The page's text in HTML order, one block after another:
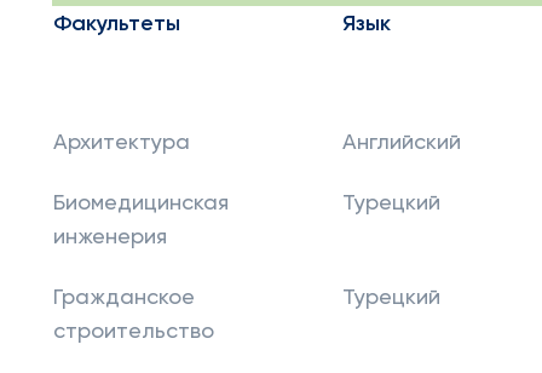
Факультеты Язык
Архитектура Английский
Биомедицинская
инженерия
Турецкий
Гражданское
строительство
Турецкий